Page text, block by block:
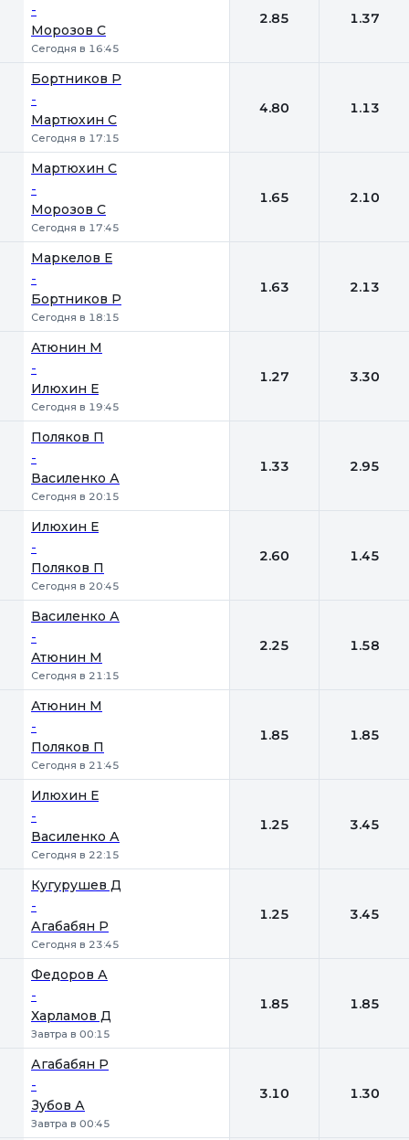
-
Морозов С
Сегодня в 16:45
2.85 1.37
Бортников Р
-
Мартюхин С
Сегодня в 17:15
4.80 1.13
Мартюхин С
-
Морозов С
Сегодня в 17:45
1.65 2.10
Маркелов Е
-
Бортников Р
Сегодня в 18:15
1.63 2.13
Атюнин М
-
Илюхин Е
Сегодня в 19:45
1.27 3.30
Поляков П
-
Василенко А
Сегодня в 20:15
1.33 2.95
Илюхин Е
-
Поляков П
Сегодня в 20:45
2.60 1.45
Василенко А
-
Атюнин М
Сегодня в 21:15
2.25 1.58
Атюнин М
-
Поляков П
Сегодня в 21:45
1.85 1.85
Илюхин Е
-
Василенко А
Сегодня в 22:15
1.25 3.45
Кугурушев Д
-
Агабабян Р
Сегодня в 23:45
1.25 3.45
Федоров А
-
Харламов Д
Завтра в 00:15
1.85 1.85
Агабабян Р
-
Зубов А
Завтра в 00:45
3.10 1.30